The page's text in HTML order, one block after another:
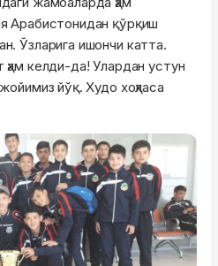
Арабистонидан қўрқиш
Ўзларига ишончи катта.
ҳам келди-да! Улардан устун
йўқ. Худо хоҳласа